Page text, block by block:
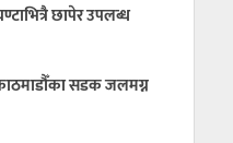
छापेर उपलब्ध
काठमाडौँका सडक जलमग्न